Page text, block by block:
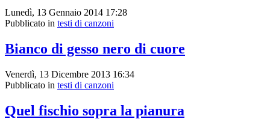
Lunedì, 13 Gennaio 2014 17:28
Pubblicato in testi di canzoni
Bianco di gesso nero di cuore
Venerdì, 13 Dicembre 2013 16:34
Pubblicato in testi di canzoni
Quel fischio sopra la pianura